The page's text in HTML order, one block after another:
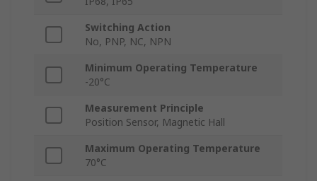
Switching Action
No, PNP, NC, NPN
Minimum Operating Temperature
-20°C
Measurement Principle
Position Sensor, Magnetic Hall
Maximum Operating Temperature
70°C